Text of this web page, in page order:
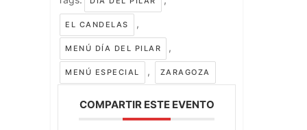
EL CANDELAS ,
MENÚ DÍA DEL PILAR ,
MENÚ ESPECIAL , ZARAGOZA
COMPARTIR ESTE EVENTO